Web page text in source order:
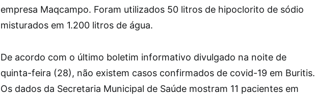
empresa Maqcampo. Foram utilizados 50 litros de hipoclorito de sódio
misturados em 1.200 litros de água.
De acordo com o último boletim informativo divulgado na noite de
quinta-feira (28), não existem casos confirmados de covid-19 em Buritis.
Os dados da Secretaria Municipal de Saúde mostram 11 pacientes em